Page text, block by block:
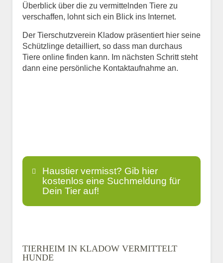
Überblick über die zu vermittelnden Tiere zu
verschaffen, lohnt sich ein Blick ins Internet.
Der Tierschutzverein Kladow präsentiert hier seine
Schützlinge detailliert, so dass man durchaus
Tiere online finden kann. Im nächsten Schritt steht
dann eine persönliche Kontaktaufnahme an.
Haustier vermisst? Gib hier
kostenlos eine Suchmeldung für
Dein Tier auf!
TIERHEIM IN KLADOW VERMITTELT
HUNDE